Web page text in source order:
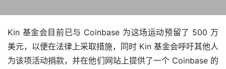
Kin 基金会目前已与 Coinbase 为这场运动预留了 500 万
美元，以便在法律上采取措施，同时 Kin 基金会呼吁其他人
为该项活动捐款，并在他们网站上提供了一个 Coinbase 的